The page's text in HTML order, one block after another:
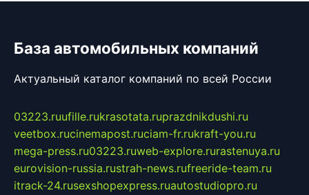
База автомобильных компаний
Актуальный каталог компаний по всей России
03223.ruufille.rukrasotata.ruprazdnikdushi.ru
veetbox.rucinemapost.ruciam-fr.rukraft-you.ru
mega-press.ru03223.ruweb-explore.rurastenuya.ru
eurovision-russia.rustrah-news.rufreeride-team.ru
itrack-24.rusexshopexpress.ruautostudiopro.ru